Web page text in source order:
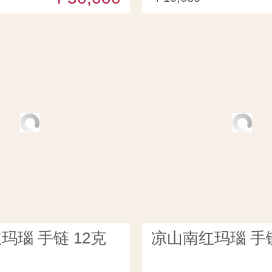
瑙 手链 12克 凉山南红玛瑙 手